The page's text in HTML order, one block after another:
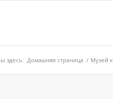
здесь: Домашняя страница / Музей